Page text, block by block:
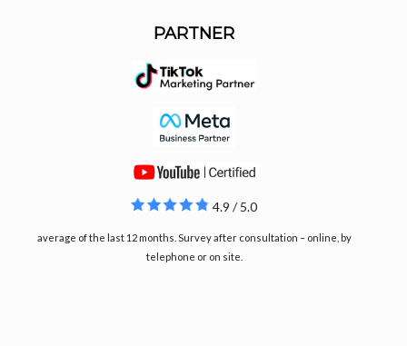
PARTNER
4.9 / 5.0
average of the last 12 months. Survey after consultation – online, by
telephone or on site.